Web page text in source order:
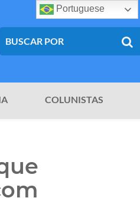
COLUNISTAS
Portuguese